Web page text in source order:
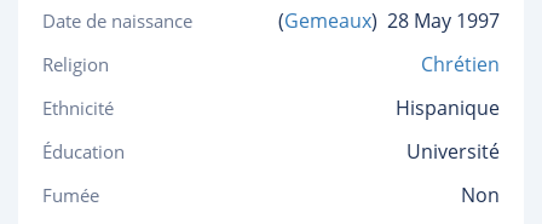
Date de naissance (Gemeaux) 28 May 1997
Religion Chrétien
Ethnicité Hispanique
Éducation Université
Fumée Non